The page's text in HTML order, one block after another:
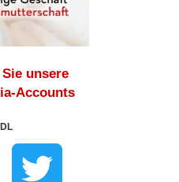
unsere
Accounts